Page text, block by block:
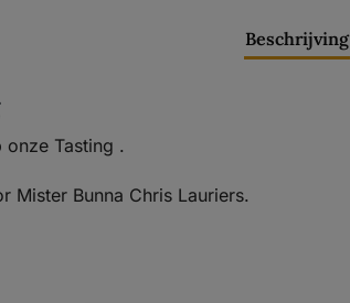
Beschrijving
Tasting .
Mister Bunna Chris Lauriers.